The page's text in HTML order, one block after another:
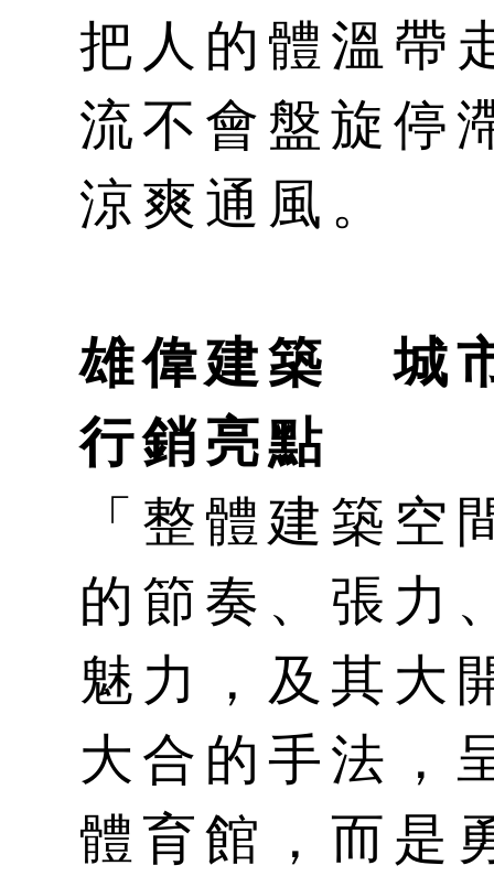
把人的體溫帶
流不會盤旋停
涼爽通風。
雄偉建築 城
行銷亮點
「整體建築空
的節奏、張力
魅力，及其大
大合的手法，
體育館，而是